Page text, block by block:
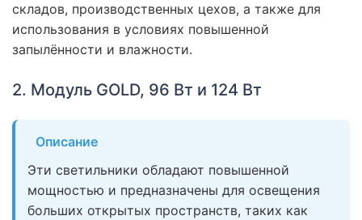
складов, производственных цехов, а также для
использования в условиях повышенной
запылённости и влажности.
2. Модуль GOLD, 96 Вт и 124 Вт
Описание
Эти светильники обладают повышенной
мощностью и предназначены для освещения
больших открытых пространств, таких как